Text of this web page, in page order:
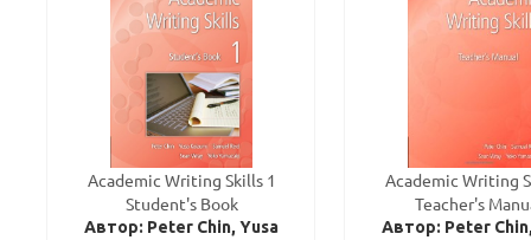
Academic Writing Skills 1
Student's Book
Автор: Peter Chin, Yusa
Academic Writing
Teacher's
Автор: Peter